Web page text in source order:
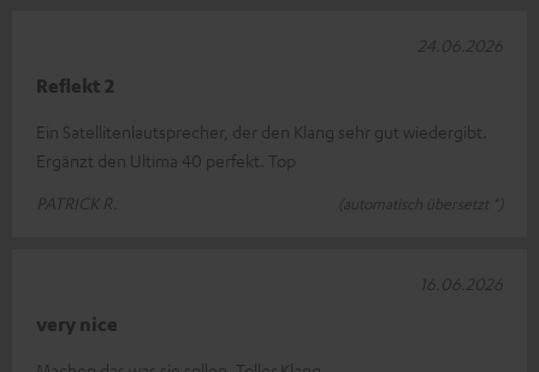
Reflekt 2
Ein Satellitenlautsprecher, der den Klang sehr gut wiedergibt.
Ergänzt den Ultima 40 perfekt. Top
PATRICK R.
(automatisch übersetzt *)
24.06.2026
very nice
16.06.2026